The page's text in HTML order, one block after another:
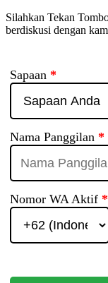
Silahkan Tekan
berdiskusi dengan
Sapaan *
Nama Panggilan *
Nomor WA Aktif *